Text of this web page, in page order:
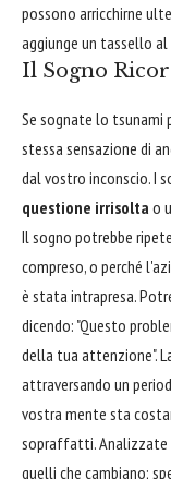
possono arricchirne
aggiunge un tassello
Il Sogno
Se sognate lo tsunami
stessa sensazione di
dal vostro inconscio. I
questione irrisolta o
Il sogno potrebbe
compreso, o perché
è stata intrapresa.
dicendo: "Questo
della tua attenzione".
attraversando un
vostra mente sta
sopraffatti.
quelli che cambiano;